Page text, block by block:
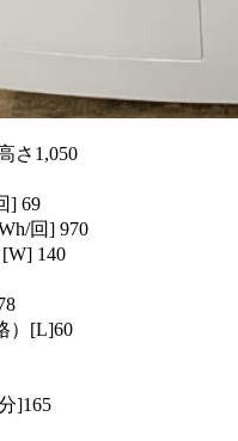
さ1,050
] 69
回] 970
140
）[L]60
]165